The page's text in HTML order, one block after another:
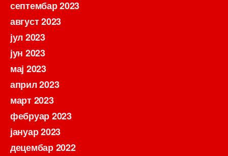
септембар 2023
август 2023
јул 2023
јун 2023
мај 2023
април 2023
март 2023
фебруар 2023
јануар 2023
децембар 2022